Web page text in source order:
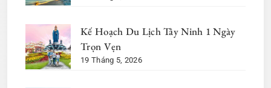
Kế Hoạch Du Lịch Tây Ninh 1 Ngày
Trọn Vẹn
19 Tháng 5, 2026